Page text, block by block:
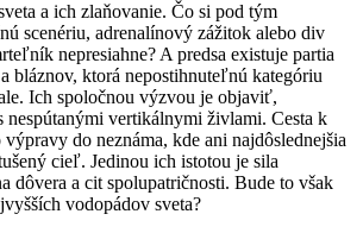
a ich zlaňovanie. Čo si pod tým
scenériu, adrenalínový zážitok alebo div
nepresiahne? A predsa existuje partia
bláznov, ktorá nepostihnuteľnú kategóriu
Ich spoločnou výzvou je objaviť,
vertikálnymi živlami. Cesta k
do neznáma, kde ani najdôslednejšia
cieľ. Jedinou ich istotou je sila
dôvera a cit spolupatričnosti. Bude to však
vodopádov sveta?